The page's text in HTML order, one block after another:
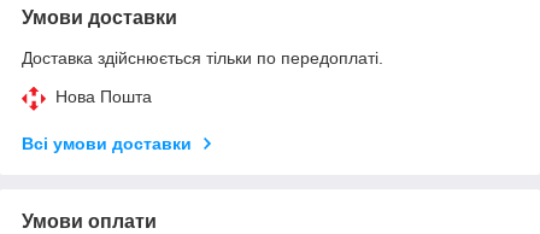
Умови доставки
Доставка здійснюється тільки по передоплаті.
Нова Пошта
Всі умови доставки
Умови оплати